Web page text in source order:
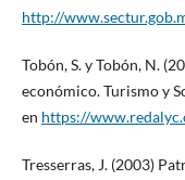
http://
Tobón, S. y Tobón, N.
económico. Turismo y
en https://
Tresserras, J. (2003)